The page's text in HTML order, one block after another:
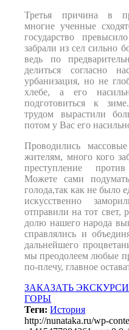
Третья причина в
многие ученные
государство
забрали из сел сильно
ведь по
делиться согласно
урбанизация, но не
хлебе, а его
подготовиться к
трудом вырастили
потом у Вас его
Проводились
жителям, много кого
преступление
Можете сами
голода,так как не было
искусственно
отправили на тот свет,
долю нашего народа
справлялись и
дальнейшего
мы преодолеем любые
по-плечу, главное
ЗАКАЗАТЬ
ГОРЫ
Теги: История
http://nunataka.ru/wp-